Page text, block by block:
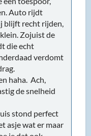
je dat ook
ff af halen.
juiste stand
als bonus
daarvoor zit
as). Wel altijd
een op zijn
(ik wou naar
Easy fix 15